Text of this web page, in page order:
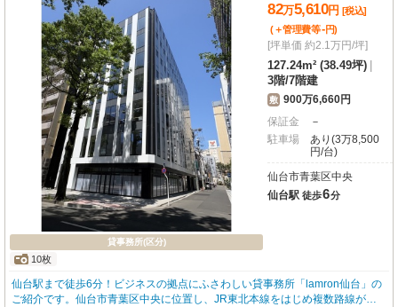
貸事務所(区分)
10枚
82万5,610円 [税込]
(＋管理費等-円)
[坪単価 約2.1万円/坪]
127.24m² (38.49坪)
3階/7階建
敷 900万6,660円
保証金
－
駐車場
あり(3万8,500
円/台)
仙台市青葉区中央
仙台駅 徒歩6分
仙台駅まで徒歩6分！ビジネスの拠点にふさわしい貸事務所「lamron仙台」の
ご紹介です。仙台市青葉区中央に位置し、JR東北本線をはじめ複数路線が利